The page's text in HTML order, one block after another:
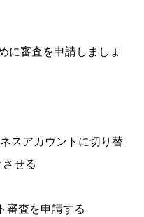
に審査を申請しましょ
スアカウントに切り替
せる
審査を申請する